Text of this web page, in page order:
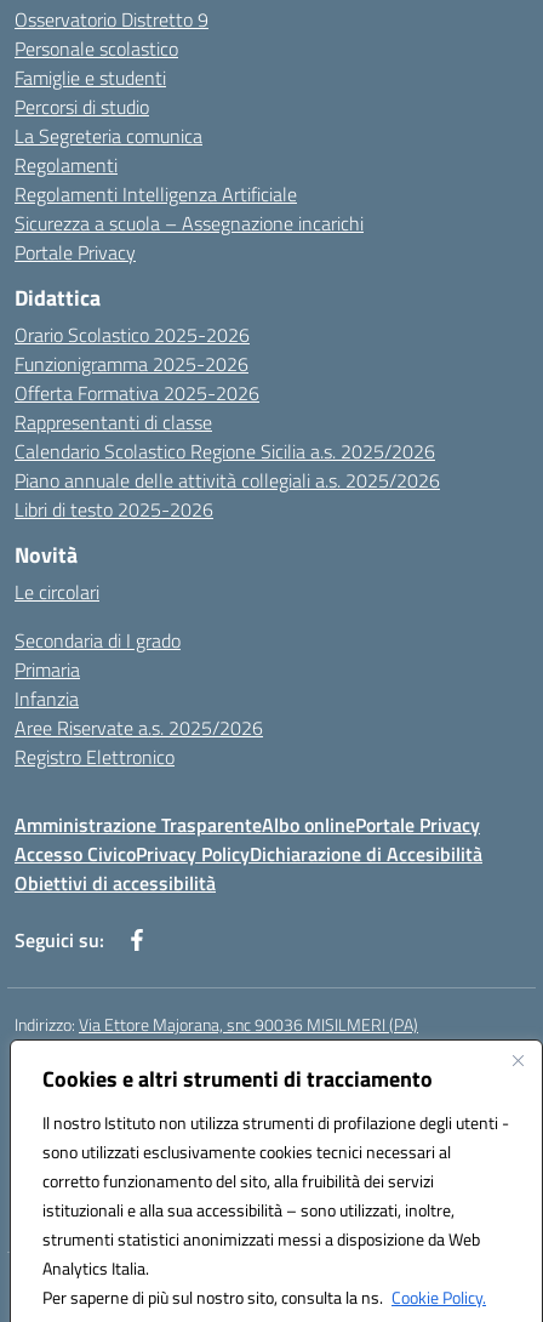
Cookies e altri strumenti di tracciamento
Il nostro Istituto non utilizza strumenti di profilazione degli utenti -
sono utilizzati esclusivamente cookies tecnici necessari al
corretto funzionamento del sito, alla fruibilità dei servizi
istituzionali e alla sua accessibilità – sono utilizzati, inoltre,
strumenti statistici anonimizzati messi a disposizione da Web
Analytics Italia.
Per saperne di più sul nostro sito, consulta la ns. Cookie Policy.
Osservatorio Distretto 9
Personale scolastico
Famiglie e studenti
Percorsi di studio
La Segreteria comunica
Regolamenti
Regolamenti Intelligenza Artificiale
Sicurezza a scuola – Assegnazione incarichi
Portale Privacy
Didattica
Orario Scolastico 2025-2026
Funzionigramma 2025-2026
Offerta Formativa 2025-2026
Rappresentanti di classe
Calendario Scolastico Regione Sicilia a.s. 2025/2026
Piano annuale delle attività collegiali a.s. 2025/2026
Libri di testo 2025-2026
Novità
Le circolari
Secondaria di I grado
Primaria
Infanzia
Aree Riservate a.s. 2025/2026
Registro Elettronico
Amministrazione TrasparenteAlbo onlinePortale Privacy
Accesso CivicoPrivacy PolicyDichiarazione di Accesibilità
Obiettivi di accessibilità
Seguici su:
Indirizzo:Via Ettore Majorana, snc 90036 MISILMERI (PA)
Centralino:
Email:PAIC8BW002@istruzione.it
Codice fiscale: 97382260822
Codice meccanografico:
PAIC8BW002
Codice Indice delle Pubbliche Amministrazioni (IPA): istsc_ PAIC8BW002
Hosting & Powered by 3D Solution S.r.l.
Concept & Design by Designers Italia